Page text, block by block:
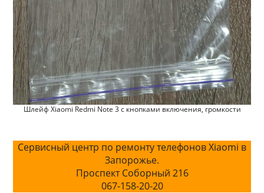
Шлейф Xiaomi Redmi Note 3 с кнопками включения, громкости
Сервисный центр по ремонту телефонов Xiaomi в
Запорожье.
Проспект Соборный 216
067-158-20-20